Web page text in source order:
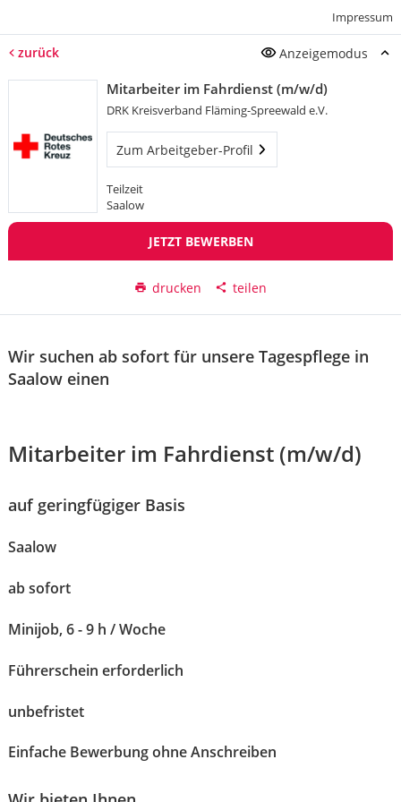
Impressum
zurück Anzeigemodus
Mitarbeiter im Fahrdienst (m/w/d)
DRK Kreisverband Fläming-Spreewald e.V.
Zum Arbeitgeber-Profil
Teilzeit
Saalow
JETZT BEWERBEN
drucken teilen
Wir suchen ab sofort für unsere Tagespflege in
Saalow einen
Mitarbeiter im Fahrdienst (m/w/d)
auf geringfügiger Basis
Saalow
ab sofort
Minijob, 6 - 9 h / Woche
Führerschein erforderlich
unbefristet
Einfache Bewerbung ohne Anschreiben
Karte anzeigen